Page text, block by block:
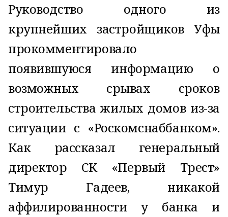
Руководство одного из
крупнейших застройщиков Уфы
прокомментировало
появившуюся информацию о
возможных срывах сроков
строительства жилых домов из-за
ситуации с «Роскомснаббанком».
Как рассказал генеральный
директор СК «Первый Трест»
Тимур Гадеев, никакой
аффилированности у банка и